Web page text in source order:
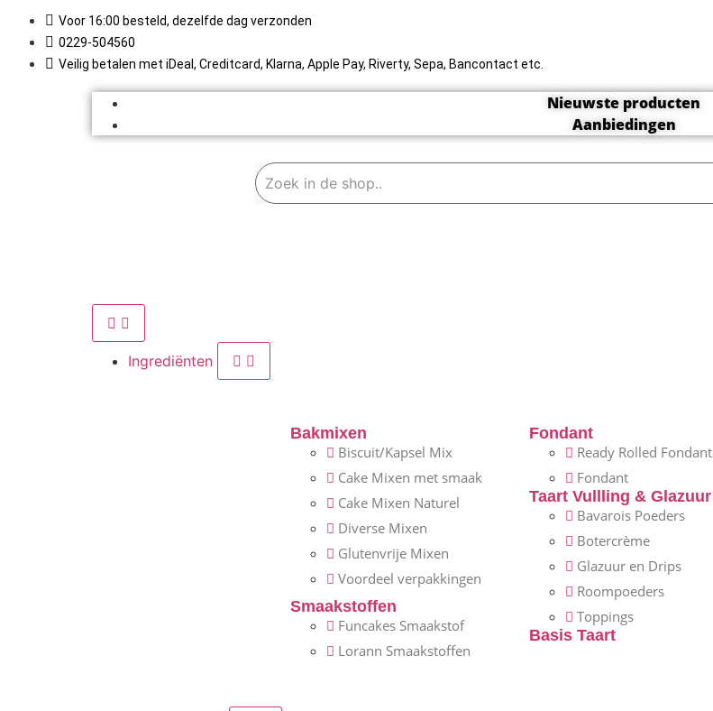
Voor 16:00 besteld, dezelfde dag verzonden
0229-504560
Veilig betalen met iDeal, Creditcard, Klarna, Apple Pay, Riverty, Sepa, Bancontact etc.
Nieuwste producten
Aanbiedingen
Ingrediënten
Bakmixen
Biscuit/Kapsel Mix
Cake Mixen met smaak
Cake Mixen Naturel
Diverse Mixen
Glutenvrije Mixen
Voordeel verpakkingen
Smaakstoffen
Funcakes Smaakstof
Lorann Smaakstoffen
Fondant
Ready Rolled Fondant
Fondant
Taart Vullling & Glazuur
Bavarois Poeders
Botercrème
Glazuur en Drips
Roompoeders
Toppings
Basis Taart